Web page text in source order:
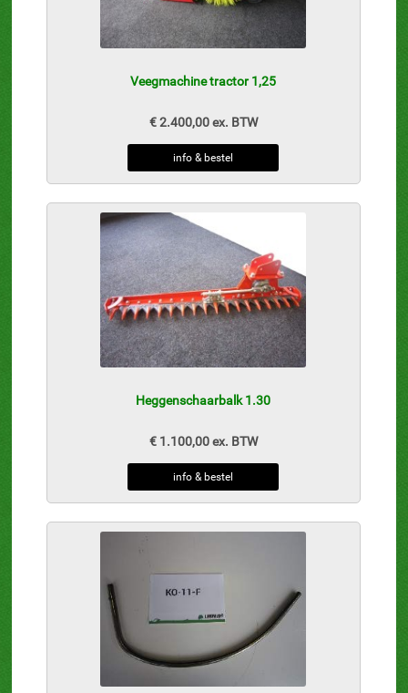
Veegmachine tractor 1,25
€ 2.400,00 ex. BTW
info & bestel
Heggenschaarbalk 1.30
€ 1.100,00 ex. BTW
info & bestel